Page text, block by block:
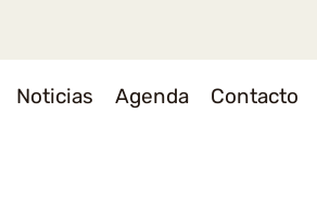
Noticias Agenda Contacto